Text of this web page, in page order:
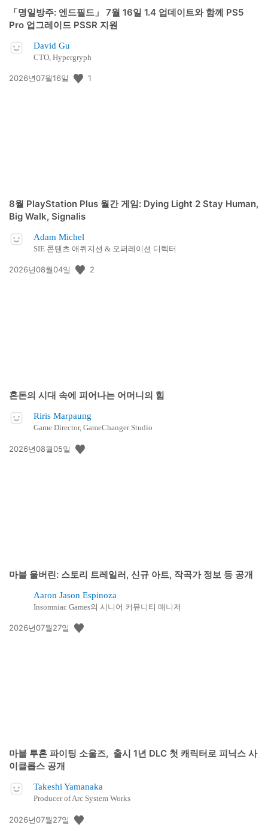
「명일방주: 엔드필드」 7월 16일 1.4 업데이트와 함께 PS5
Pro 업그레이드 PSSR 지원
David Gu
CTO, Hypergryph
공
2026년07월16일 1
8월 PlayStation Plus 월간 게임: Dying Light 2 Stay Human,
Big Walk, Signalis
Adam Michel
SIE 콘텐츠 애퀴지션 & 오퍼레이션 디렉터
공
2026년08월04일 2
혼돈의 시대 속에 피어나는 어머니의 힘
Riris Marpaung
Game Director, GameChanger Studio
공
2026년08월05일
마블 울버린: 스토리 트레일러, 신규 아트, 작곡가 정보 등 공개
Aaron Jason Espinoza
Insomniac Games의 시니어 커뮤니티 매니저
공
2026년07월27일
마블 투혼 파이팅 소울즈, 출시 1년 DLC 첫 캐릭터로 피닉스 사
이클롭스 공개
Takeshi Yamanaka
Producer of Arc System Works
공
2026년07월27일